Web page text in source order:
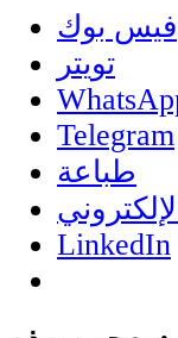
فيس بوك
تويتر
Telegram
طباعة
LinkedIn